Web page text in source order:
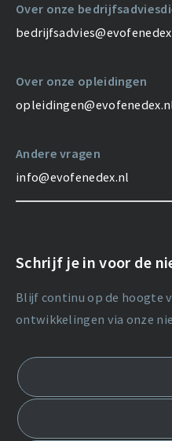
Over onze
Over onze opleidingen
Andere vragen
info@evofenedex.nl
Schrijf je in voor de
Blijf continu op de hoogte
ontwikkelingen via onze